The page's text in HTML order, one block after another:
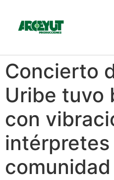
Concierto
Uribe tuvo
con
intérpretes